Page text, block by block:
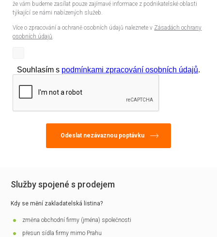
že vám budeme zasílat pouze zajímavé informace z podnikatelské oblasti
týkající se námi nabízených služeb.
Více o zpracování a ochraně osobních údajů naleznete v Zásadách ochrany
osobních údajů.
Souhlasím s podmínkami zpracování osobních údajů.
Služby spojené s prodejem
Kdy se mění zakladatelská listina?
změna obchodní firmy (jména) společnosti
přesun sídla firmy mimo Prahu